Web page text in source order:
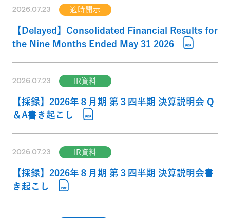
2026.07.23 適時開示
【Delayed】Consolidated Financial Results for
the Nine Months Ended May 31 2026
2026.07.23 IR資料
【採録】2026年８月期 第３四半期 決算説明会 Q
＆A書き起こし
2026.07.23 IR資料
【採録】2026年８月期 第３四半期 決算説明会書
き起こし